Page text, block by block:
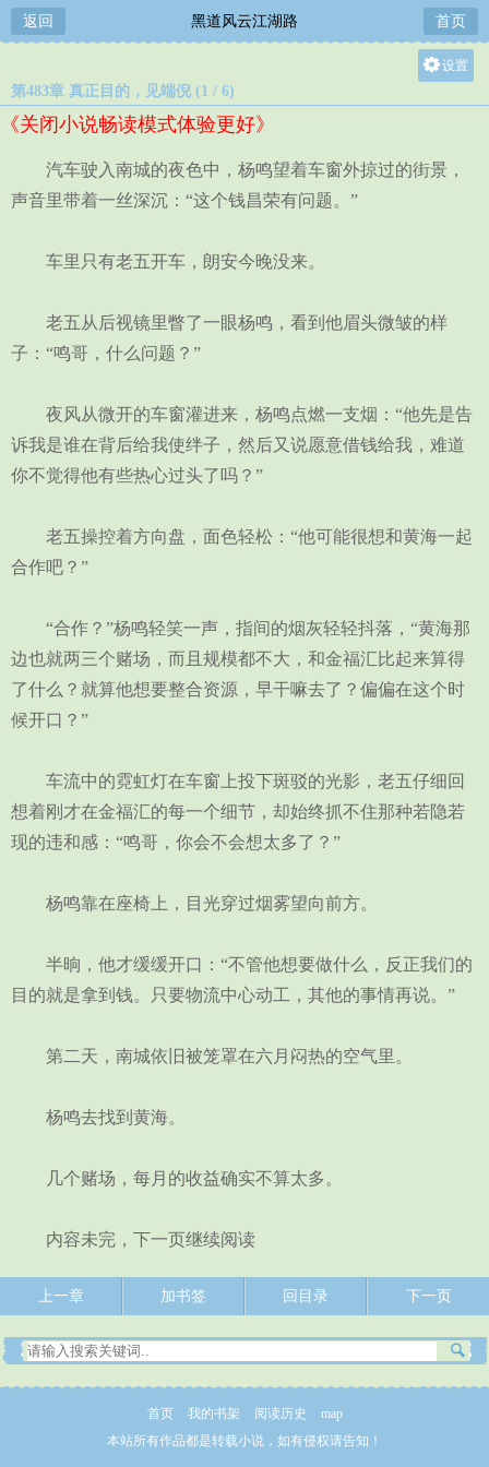
返回 黑道风云江湖路 首页
设置
中
第483章 真正目的，见端倪 (1 / 6)
《关闭小说畅读模式体验更好》
汽车驶入南城的夜色中，杨鸣望着车窗外掠过的街景，
声音里带着一丝深沉：“这个钱昌荣有问题。”
车里只有老五开车，朗安今晚没来。
老五从后视镜里瞥了一眼杨鸣，看到他眉头微皱的样
子：“鸣哥，什么问题？”
夜风从微开的车窗灌进来，杨鸣点燃一支烟：“他先是告
诉我是谁在背后给我使绊子，然后又说愿意借钱给我，难道
你不觉得他有些热心过头了吗？”
老五操控着方向盘，面色轻松：“他可能很想和黄海一起
合作吧？”
“合作？”杨鸣轻笑一声，指间的烟灰轻轻抖落，“黄海那
边也就两三个赌场，而且规模都不大，和金福汇比起来算得
了什么？就算他想要整合资源，早干嘛去了？偏偏在这个时
候开口？”
车流中的霓虹灯在车窗上投下斑驳的光影，老五仔细回
想着刚才在金福汇的每一个细节，却始终抓不住那种若隐若
现的违和感：“鸣哥，你会不会想太多了？”
杨鸣靠在座椅上，目光穿过烟雾望向前方。
半晌，他才缓缓开口：“不管他想要做什么，反正我们的
目的就是拿到钱。只要物流中心动工，其他的事情再说。”
第二天，南城依旧被笼罩在六月闷热的空气里。
杨鸣去找到黄海。
几个赌场，每月的收益确实不算太多。
内容未完，下一页继续阅读
上一章 加书签 回目录 下一页
首页 我的书架 阅读历史
map
本站所有作品都是转载小说，如有侵权请告知！